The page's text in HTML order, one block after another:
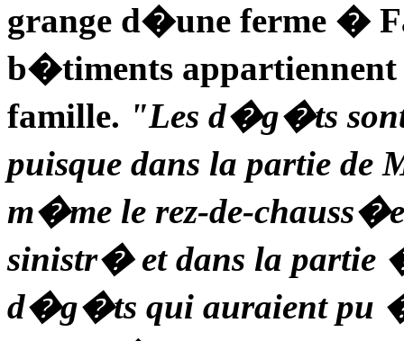
grange d�une ferme �
b�timents
famille. "Les d�g�ts
puisque dans la partie de
m�me le rez-de-
sinistr� et dans la partie
d�g�ts qui auraient pu